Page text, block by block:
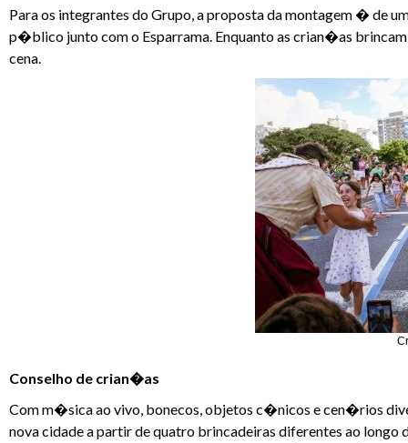
Para os integrantes do Grupo, a proposta da montagem �
p�blico junto com o Esparrama. Enquanto as crian�as
cena.
Conselho de crian�as
Com m�sica ao vivo, bonecos, objetos c�nicos e cen�rios
nova cidade a partir de quatro brincadeiras diferentes ao